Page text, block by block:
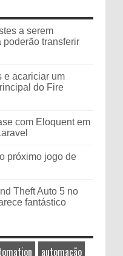
a serem
transferir
e acariciar um
do Fire
com Eloquent em
próximo jogo de
Theft Auto 5 no
fantástico
automação